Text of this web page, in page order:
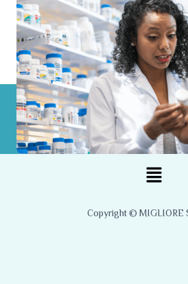
Menu
Copyright © MIGLIORE